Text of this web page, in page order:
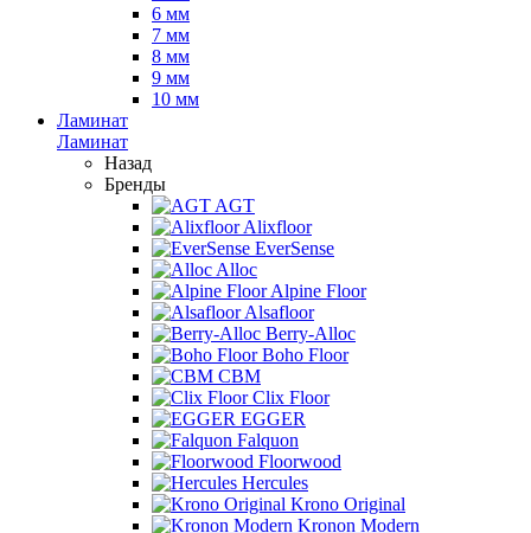
6 мм
7 мм
8 мм
9 мм
10 мм
Ламинат
Ламинат
Назад
Бренды
AGT
Alixfloor
EverSense
Alloc
Alpine Floor
Alsafloor
Berry-Alloc
Boho Floor
CBM
Clix Floor
EGGER
Falquon
Floorwood
Hercules
Krono Original
Kronon Modern